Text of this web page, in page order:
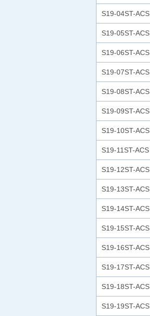
S19-04ST-ACS
S19-05ST-ACS
S19-06ST-ACS
S19-07ST-ACS
S19-08ST-ACS
S19-09ST-ACS
S19-10ST-ACS
S19-11ST-ACS
S19-12ST-ACS
S19-13ST-ACS
S19-14ST-ACS
S19-15ST-ACS
S19-16ST-ACS
S19-17ST-ACS
S19-18ST-ACS
S19-19ST-ACS